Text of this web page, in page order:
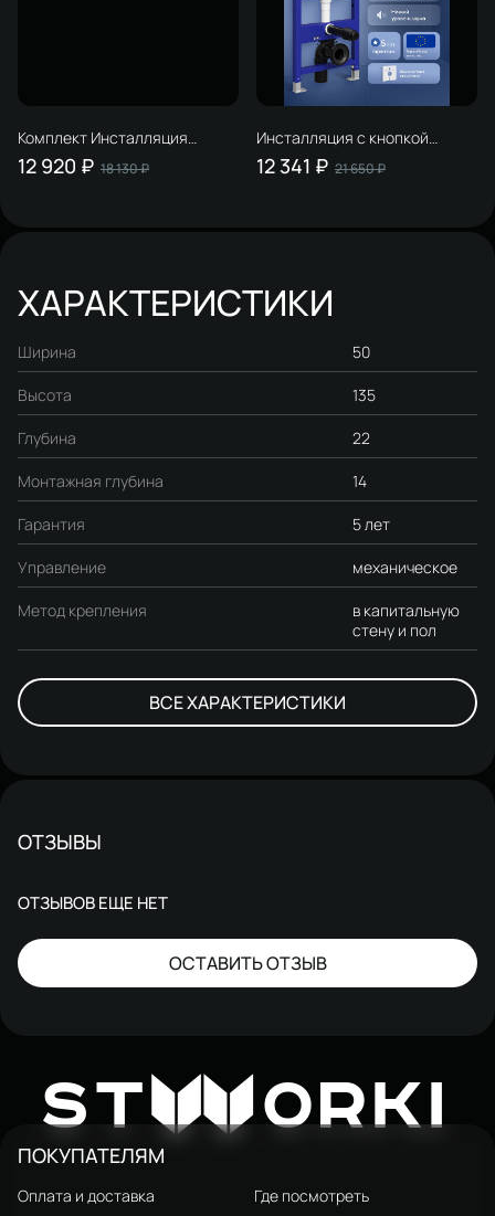
Комплект Инсталляция
STWORKI S510000 + Кнопка
S51522BK цвет матовый
12 920 ₽ 18 130 ₽
Инсталляция с кнопкой
STWORKI Кронборг S28500CR
цвет хром, крепление к полу и
12 341 ₽ 21 650 ₽
ХАРАКТЕРИСТИКИ
Ширина 50
Высота 135
Глубина 22
Монтажная глубина 14
Гарантия 5 лет
Управление механическое
Метод крепления
в капитальную
стену и пол
ВСЕ ХАРАКТЕРИСТИКИ
ОТЗЫВЫ
ОТЗЫВОВ ЕЩЕ НЕТ
ОСТАВИТЬ ОТЗЫВ
STW ORKI
ПОКУПАТЕЛЯМ
Оплата и доставка
Где посмотреть